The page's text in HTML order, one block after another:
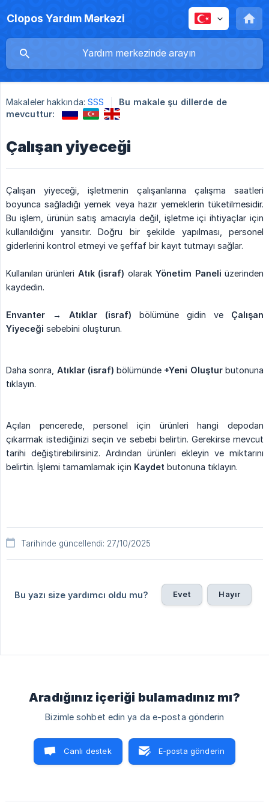
Clopos Yardım Mərkəzi
Makaleler hakkında: SSS
Bu makale şu dillerde de
mevcuttur:
Çalışan yiyeceği
Çalışan yiyeceği, işletmenin çalışanlarına çalışma saatleri
boyunca sağladığı yemek veya hazır yemeklerin tüketilmesidir.
Bu işlem, ürünün satış amacıyla değil, işletme içi ihtiyaçlar için
kullanıldığını yansıtır. Doğru bir şekilde yapılması, personel
giderlerini kontrol etmeyi ve şeffaf bir kayıt tutmayı sağlar.
Kullanılan ürünleri Atık (israf) olarakYönetim Paneli üzerinden
kaydedin.
Envanter → Atıklar (israf) bölümüne gidin ve Çalışan
Yiyeceği sebebini oluşturun.
Daha sonra, Atıklar (israf) bölümünde +Yeni Oluşturbutonuna
tıklayın.
Açılan pencerede, personel için ürünleri hangi depodan
çıkarmak istediğinizi seçin ve sebebi belirtin. Gerekirse mevcut
tarihi değiştirebilirsiniz. Ardından ürünleri ekleyin ve miktarını
belirtin. İşlemi tamamlamak için Kaydet butonuna tıklayın.
Tarihinde güncellendi: 27/10/2025
Bu yazı size yardımcı oldu mu? Evet Hayır
Aradığınız içeriği bulamadınız mı?
Bizimle sohbet edin ya da e-posta gönderin
Canlı destek E-posta gönderin